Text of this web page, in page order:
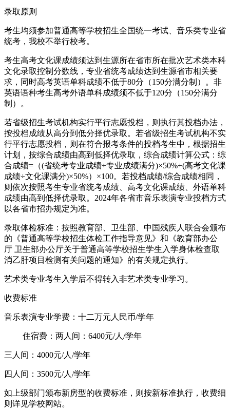
录取原则
考生均须参加普通高等学校招生全国统一考试、音乐类专业省
统考，我校不举行校考。
考生高考文化课成绩须达到生源所在省市所在批次艺术类本科
文化录取控制分数线，专业省统考成绩达到生源省市相关要
求，同时高考英语单科成绩不低于80分（150分满分制）。非
英语语种考生高考外语单科成绩须不低于120分（150分满分
制）。
若省级招生考试机构实行平行志愿投档，则执行其投档办法，
按投档成绩从高分到低分择优录取。若省级招生考试机构不实
行平行志愿投档，则在符合报考条件的投档考生中，根据招生
计划，按综合成绩由高到低择优录取，综合成绩计算公式：综
合成绩=（(省统考专业成绩÷专业成绩满分)×50%+(高考文化课
成绩÷文化课满分)×50%）×100。若投档成绩/综合成绩相同，
则依次按照考生专业省统考成绩、高考文化课成绩、外语单科
成绩由高到低择优录取。2024年各省市音乐表演专业投档方式
以各省市招办规定为准。
录取体检标准：按照教育部、卫生部、中国残疾人联合会颁布
的《普通高等学校招生体检工作指导意见》和《教育部办公
厅 卫生部办公厅关于普通高等学校招生学生入学身体检查取
消乙肝项目检测有关问题的通知》的有关规定执行。
艺术类专业考生入学后不得转入非艺术类专业学习。
收费标准
音乐表演专业学费：十二万元人民币/学年
住宿费：两人间：6400元/人/学年
三人间：4000元/人/学年
四人间：3500元/人/学年
如上级部门颁布新房型的收费标准，则按新标准执行，收费细
则详见学校网站。